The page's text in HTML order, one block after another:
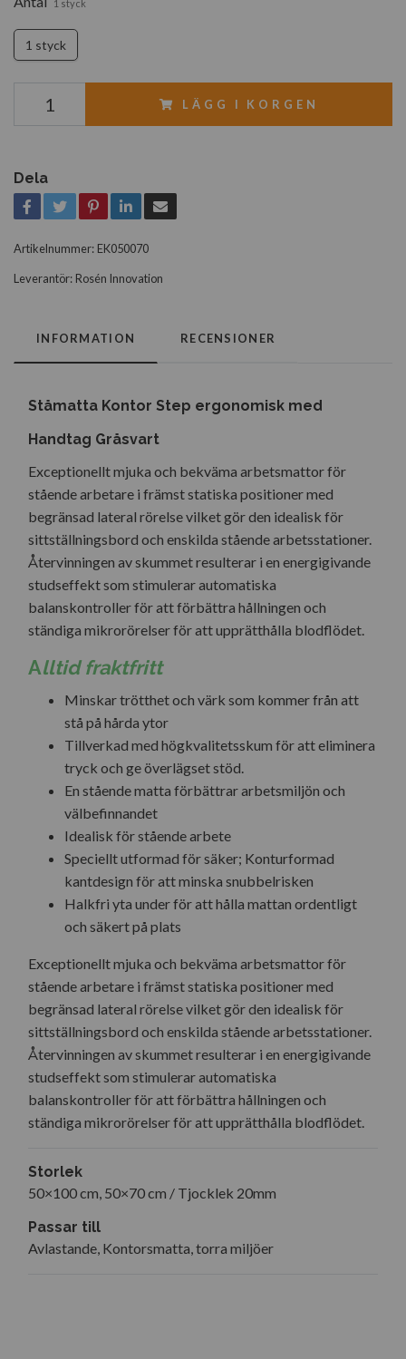
1 styck
1 styck
LÄGG I KORGEN
Dela
Artikelnummer: EK050070
Leverantör: Rosén Innovation
INFORMATION RECENSIONER
Ståmatta Kontor Step ergonomisk med
Handtag Gråsvart
Exceptionellt mjuka och bekväma arbetsmattor för
stående arbetare i främst statiska positioner med
begränsad lateral rörelse vilket gör den idealisk för
sittställningsbord och enskilda stående arbetsstationer.
Återvinningen av skummet resulterar i en energigivande
studseffekt som stimulerar automatiska
balanskontroller för att förbättra hållningen och
ständiga mikrorörelser för att upprätthålla blodflödet.
Alltid fraktfritt
Minskar trötthet och värk som kommer från att
stå på hårda ytor
Tillverkad med högkvalitetsskum för att eliminera
tryck och ge överlägset stöd.
En stående matta förbättrar arbetsmiljön och
välbefinnandet
Idealisk för stående arbete
Speciellt utformad för säker; Konturformad
kantdesign för att minska snubbelrisken
Halkfri yta under för att hålla mattan ordentligt
och säkert på plats
Exceptionellt mjuka och bekväma arbetsmattor för
stående arbetare i främst statiska positioner med
begränsad lateral rörelse vilket gör den idealisk för
sittställningsbord och enskilda stående arbetsstationer.
Återvinningen av skummet resulterar i en energigivande
studseffekt som stimulerar automatiska
balanskontroller för att förbättra hållningen och
ständiga mikrorörelser för att upprätthålla blodflödet.
Storlek
50×100 cm, 50×70 cm / Tjocklek 20mm
Passar till
Avlastande, Kontorsmatta, torra miljöer